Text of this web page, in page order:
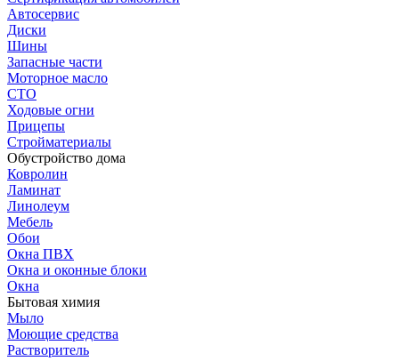
Автосервис
Диски
Шины
Запасные части
Моторное масло
СТО
Ходовые огни
Прицепы
Стройматериалы
Обустройство дома
Ковролин
Ламинат
Линолеум
Мебель
Обои
Окна ПВХ
Окна и оконные блоки
Окна
Бытовая химия
Мыло
Моющие средства
Растворитель